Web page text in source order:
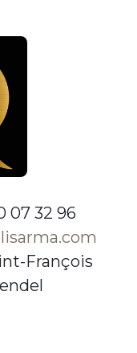
07 32 96
François